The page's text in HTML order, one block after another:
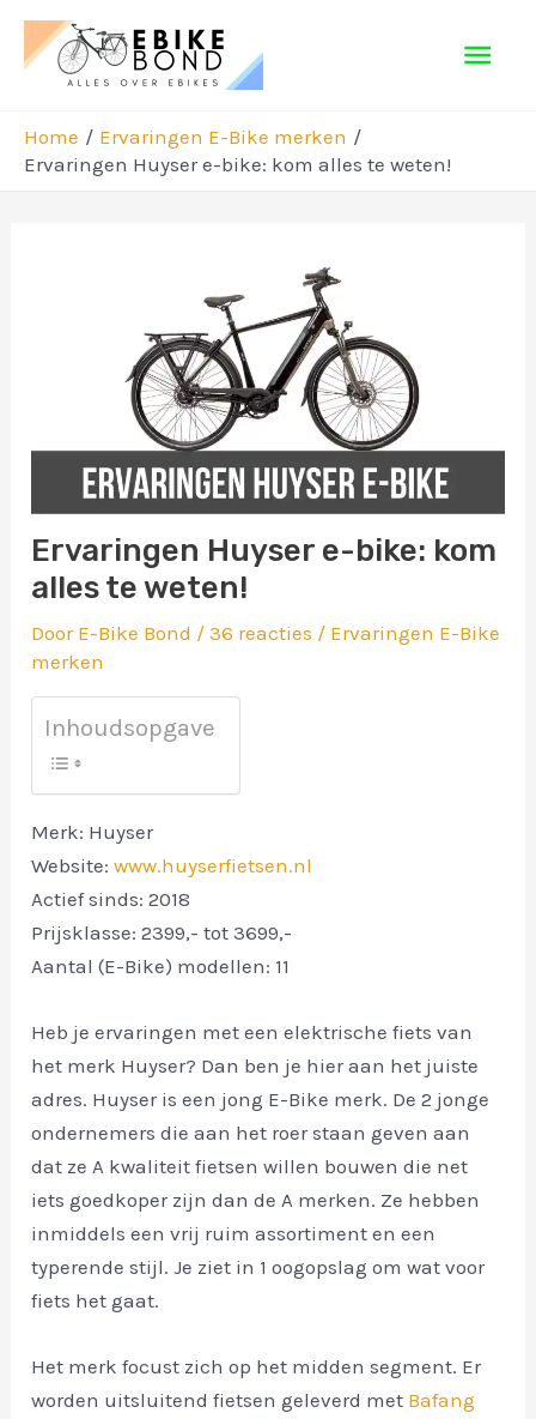
naar
Home
Ervaringen E-Bike merken
Ervaringen Huyser e-bike: kom alles te weten!
Ervaringen Huyser e-bike: kom
alles te weten!
Door E-Bike Bond /36 reacties / Ervaringen E-Bike
merken
Inhoudsopgave
Merk: Huyser
Website:www.huyserfietsen.nl
Actief sinds: 2018
Prijsklasse: 2399,- tot 3699,-
Aantal (E-Bike) modellen: 11
Heb je ervaringen met een elektrische fiets van
het merk Huyser? Dan ben je hier aan het juiste
adres. Huyser is een jong E-Bike merk. De 2 jonge
ondernemers die aan het roer staan geven aan
dat ze A kwaliteit fietsen willen bouwen die net
iets goedkoper zijn dan de A merken. Ze hebben
inmiddels een vrij ruim assortiment en een
typerende stijl. Je ziet in 1 oogopslag om wat voor
fiets het gaat.
Het merk focust zich op het midden segment. Er
worden uitsluitend fietsen geleverd met Bafang